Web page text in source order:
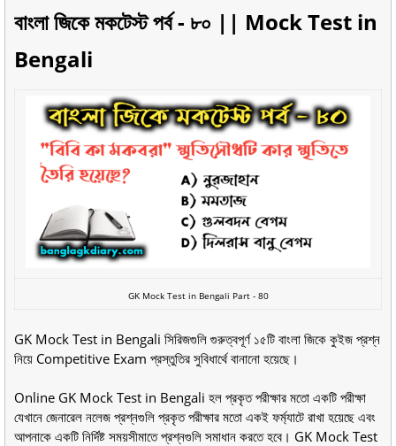
বাংলা জিকে মকটেস্ট পর্ব - ৮০ || Mock Test in
Bengali
GK Mock Test in Bengali Part - 80
GK Mock Test in Bengali সিরিজগুলি গুরুত্বপূর্ণ ১৫টি বাংলা জিকে কুইজ প্রশ্ন
নিয়ে Competitive Exam প্রস্তুতির সুবিধার্থে বানানো হয়েছে।
Online GK Mock Test in Bengali হল প্রকৃত পরীক্ষার মতো একটি পরীক্ষা
যেখানে জেনারেল নলেজ প্রশ্নগুলি প্রকৃত পরীক্ষার মতো একই ফর্ম্যাটে রাখা হয়েছে এবং
আপনাকে একটি নির্দিষ্ট সময়সীমাতে প্রশ্নগুলি সমাধান করতে হবে। GK Mock Test